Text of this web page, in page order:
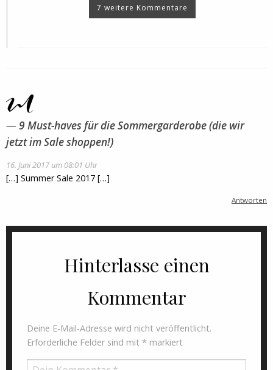
7 weitere Kommentare
9 Must-haves für die Sommergarderobe (die wir
jetzt im Sale shoppen!)
16. Juni 2017 um 08:01 Uhr
[…] Summer Sale 2017 […]
Antworten
Hinterlasse einen
Kommentar
Deine E-Mail-Adresse wird nicht veröffentlicht.
Erforderliche Felder sind mit * markiert